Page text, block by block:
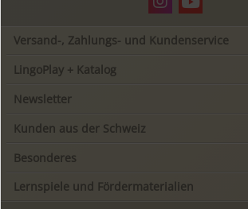
Versand-, Zahlungs- und Kundenservice
LingoPlay + Katalog
Newsletter
Kunden aus der Schweiz
Besonderes
Lernspiele und Fördermaterialien